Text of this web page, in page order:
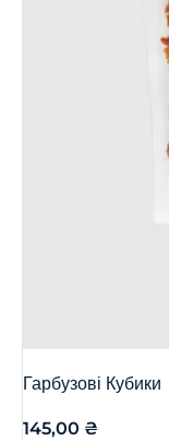
Гарбузові Кубики
145,00 ₴